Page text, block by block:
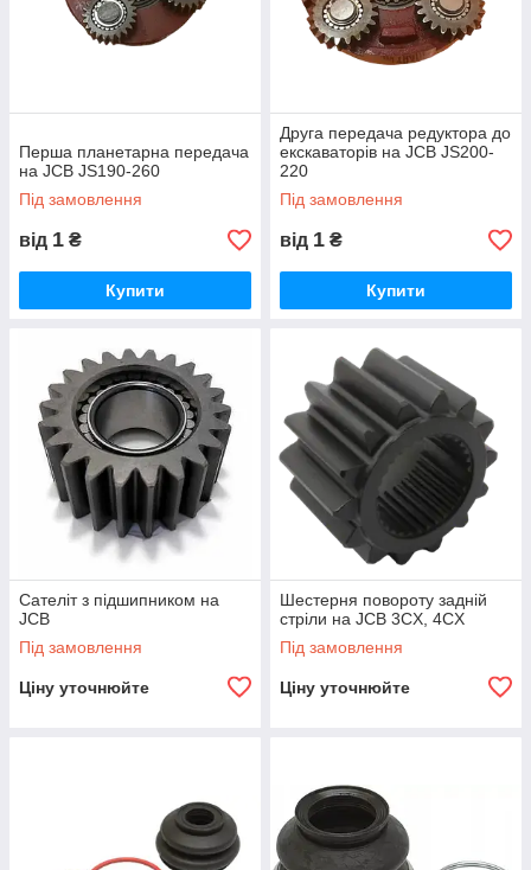
Перша планетарна передача
на JCB JS190-260
Під замовлення
від 1 ₴
Купити
Друга передача редуктора до
екскаваторів на JCB JS200-
220
Під замовлення
від 1 ₴
Купити
Сателіт з підшипником на
JCB
Під замовлення
Ціну уточнюйте
Шестерня повороту задній
стріли на JCB 3CX, 4CX
Під замовлення
Ціну уточнюйте